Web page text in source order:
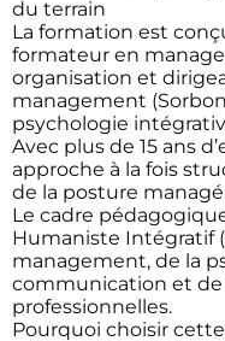
du terrain
La formation est
formateur en
organisation et
management
psychologie
Avec plus de 15 ans
approche à la fois
de la posture
Le cadre
Humaniste Intégratif
management, de la
communication et de
professionnelles.
Pourquoi choisir